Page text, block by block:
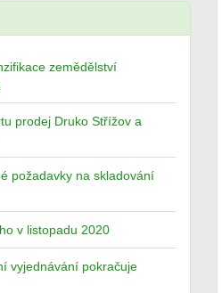
zemědělství
prodej Druko Střížov a
požadavky na skladování
v listopadu 2020
vyjednávání pokračuje